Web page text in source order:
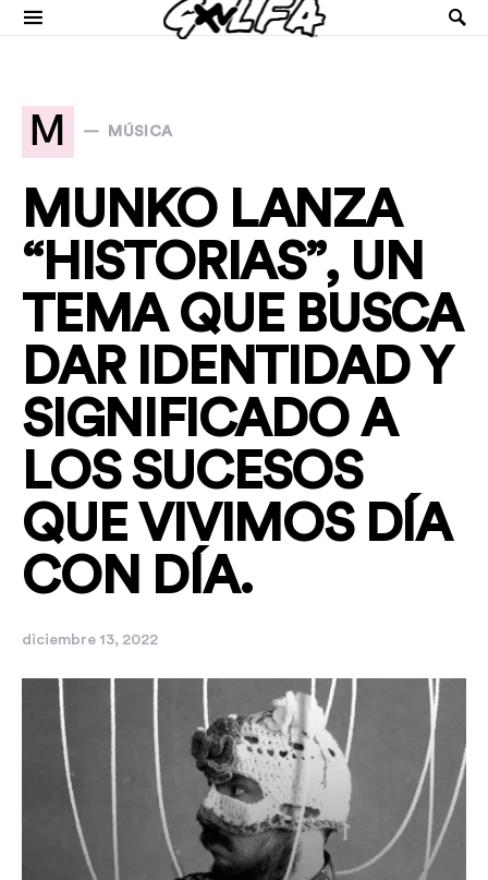
M MÚSICA
MUNKO LANZA
“HISTORIAS”, UN
TEMA QUE BUSCA
DAR IDENTIDAD Y
SIGNIFICADO A
LOS SUCESOS
QUE VIVIMOS DÍA
CON DÍA.
diciembre 13, 2022